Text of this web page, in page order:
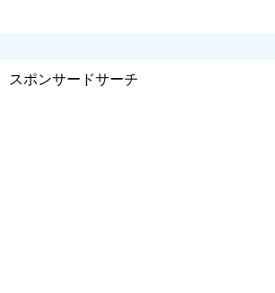
スポンサードサーチ